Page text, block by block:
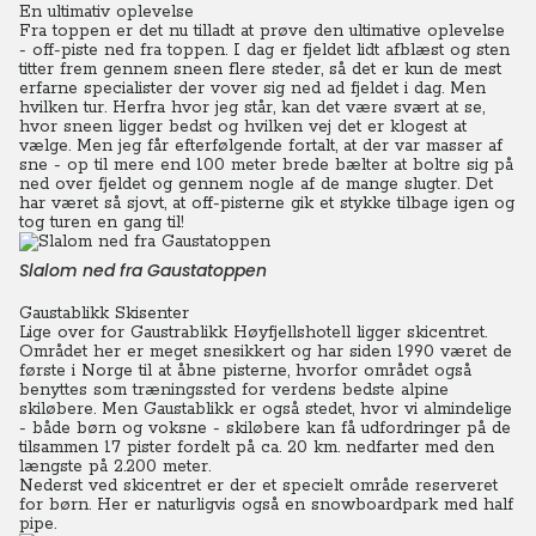
En ultimativ oplevelse
Fra toppen er det nu tilladt at prøve den ultimative oplevelse
- off-piste ned fra toppen. I dag er fjeldet lidt afblæst og sten
titter frem gennem sneen flere steder, så det er kun de mest
erfarne specialister der vover sig ned ad fjeldet i dag. Men
hvilken tur. Herfra hvor jeg står, kan det være svært at se,
hvor sneen ligger bedst og hvilken vej det er klogest at
vælge. Men jeg får efterfølgende fortalt, at der var masser af
sne - op til mere end 100 meter brede bælter at boltre sig på
ned over fjeldet og gennem nogle af de mange slugter. Det
har været så sjovt, at off-pisterne gik et stykke tilbage igen og
tog turen en gang til!
Slalom ned fra Gaustatoppen
Gaustablikk Skisenter
Lige over for Gaustrablikk Høyfjellshotell ligger skicentret.
Området her er meget snesikkert og har siden 1990 været de
første i Norge til at åbne pisterne, hvorfor området også
benyttes som træningssted for verdens bedste alpine
skiløbere. Men Gaustablikk er også stedet, hvor vi almindelige
- både børn og voksne - skiløbere kan få udfordringer på de
tilsammen 17 pister fordelt på ca. 20 km. nedfarter med den
længste på 2.200 meter.
Nederst ved skicentret er der et specielt område reserveret
for børn. Her er naturligvis også en snowboardpark med half
pipe.